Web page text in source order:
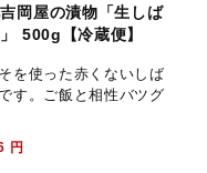
岡屋の漬物「生しば
500g【冷蔵便】
を使った赤くないしば
す。ご飯と相性バツグ
円